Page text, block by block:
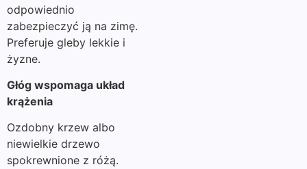
odpowiednio
zabezpieczyć ją na zimę.
Preferuje gleby lekkie i
żyzne.
Głóg wspomaga układ
krążenia
Ozdobny krzew albo
niewielkie drzewo
spokrewnione z różą.